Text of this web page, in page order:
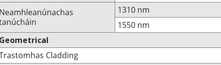
Neamhleanúnachas
1310 nm
1550 nm
Geometrical
Cladding